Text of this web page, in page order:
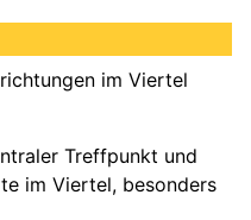
im Viertel
Treffpunkt und
im Viertel, besonders